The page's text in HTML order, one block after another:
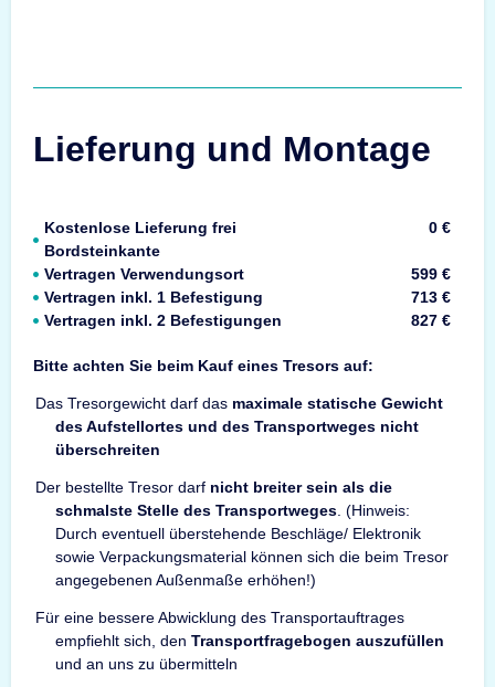
Lieferung und Montage
Kostenlose Lieferung frei
Bordsteinkante
0 €
Vertragen Verwendungsort
599 €
Vertragen inkl. 1 Befestigung
713 €
Vertragen inkl. 2 Befestigungen
827 €
Bitte achten Sie beim Kauf eines Tresors auf:
Das Tresorgewicht darf das maximale statische Gewicht
des Aufstellortes und des Transportweges nicht
überschreiten
Der bestellte Tresor darf nicht breiter sein als die
schmalste Stelle des Transportweges . (Hinweis:
Durch eventuell überstehende Beschläge/ Elektronik
sowie Verpackungsmaterial können sich die beim Tresor
angegebenen Außenmaße erhöhen!)
Für eine bessere Abwicklung des Transportauftrages
empfiehlt sich, den Transportfragebogen auszufüllen
und an uns zu übermitteln